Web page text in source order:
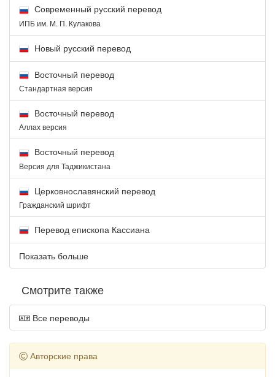
Современный русский перевод
ИПБ им. М. П. Кулакова
Новый русский перевод
Восточный перевод
Стандартная версия
Восточный перевод
Аллах версия
Восточный перевод
Версия для Таджикистана
Церковнославянский перевод
Гражданский шрифт
Перевод епископа Кассиана
Показать больше
Смотрите также
Все переводы
Авторские права